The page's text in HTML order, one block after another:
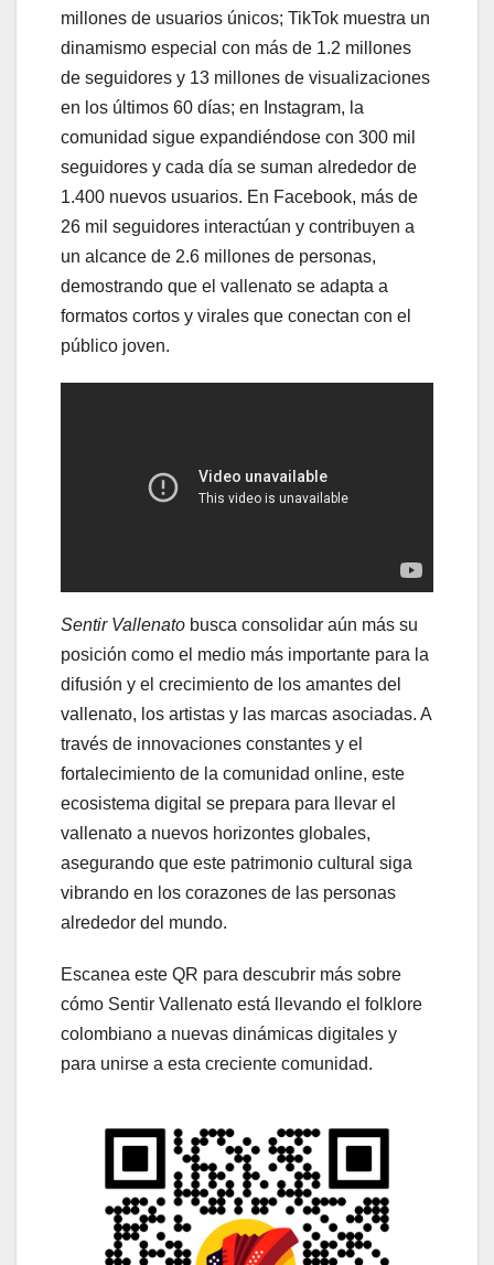
millones de usuarios únicos; TikTok muestra un
dinamismo especial con más de 1.2 millones
de seguidores y 13 millones de visualizaciones
en los últimos 60 días; en Instagram, la
comunidad sigue expandiéndose con 300 mil
seguidores y cada día se suman alrededor de
1.400 nuevos usuarios. En Facebook, más de
26 mil seguidores interactúan y contribuyen a
un alcance de 2.6 millones de personas,
demostrando que el vallenato se adapta a
formatos cortos y virales que conectan con el
público joven.
Sentir Vallenato busca consolidar aún más su
posición como el medio más importante para la
difusión y el crecimiento de los amantes del
vallenato, los artistas y las marcas asociadas. A
través de innovaciones constantes y el
fortalecimiento de la comunidad online, este
ecosistema digital se prepara para llevar el
vallenato a nuevos horizontes globales,
asegurando que este patrimonio cultural siga
vibrando en los corazones de las personas
alrededor del mundo.
Escanea este QR para descubrir más sobre
cómo Sentir Vallenato está llevando el folklore
colombiano a nuevas dinámicas digitales y
para unirse a esta creciente comunidad.